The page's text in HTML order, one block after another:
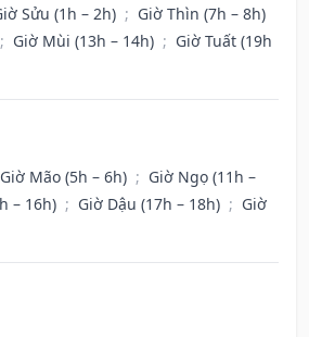
Sửu (1h – 2h) ; Giờ Thìn (7h – 8h)
; Giờ Mùi (13h – 14h) ; Giờ Tuất (19h
Giờ Mão (5h – 6h) ; Giờ Ngọ (11h –
– 16h) ; Giờ Dậu (17h – 18h) ; Giờ